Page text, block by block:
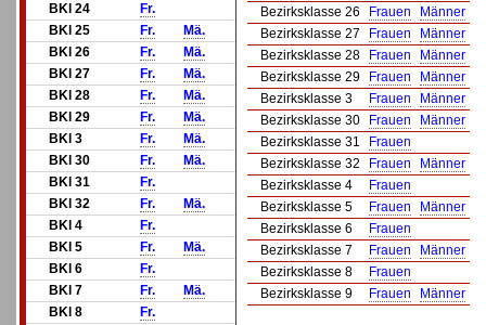
BKl 24
Fr.
BKl 25
Fr.
Mä.
BKl 26
Fr.
Mä.
BKl 27
Fr.
Mä.
BKl 28
Fr.
Mä.
BKl 29
Fr.
Mä.
BKl 3
Fr.
Mä.
BKl 30
Fr.
Mä.
BKl 31
Fr.
BKl 32
Fr.
Mä.
BKl 4
Fr.
BKl 5
Fr.
Mä.
BKl 6
Fr.
BKl 7
Fr.
Mä.
BKl 8
Fr.
Bezirksklasse 26
Frauen
Männer
Bezirksklasse 27
Frauen
Männer
Bezirksklasse 28
Frauen
Männer
Bezirksklasse 29
Frauen
Männer
Bezirksklasse 3
Frauen
Männer
Bezirksklasse 30
Frauen
Männer
Bezirksklasse 31
Frauen
Bezirksklasse 32
Frauen
Männer
Bezirksklasse 4
Frauen
Bezirksklasse 5
Frauen
Männer
Bezirksklasse 6
Frauen
Bezirksklasse 7
Frauen
Männer
Bezirksklasse 8
Frauen
Bezirksklasse 9
Frauen Männer